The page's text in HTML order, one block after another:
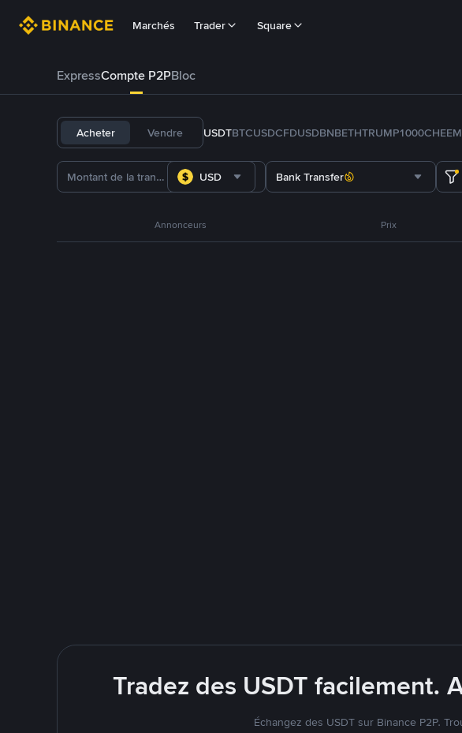
Marchés Trader Square
ExpressCompte P2PBloc
Acheter Vendre USDTBTCUSDCFDUSDBNBETHTRUMP
USD Bank Transfer
Annonceurs Prix
Tradez des USDT facilement.
Échangez des USDT sur Binance P2P.